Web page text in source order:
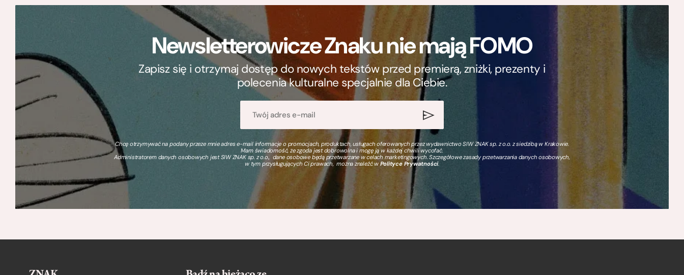
Newsletterowicze Znaku nie mają FOMO
Zapisz się i otrzymaj dostęp do nowych tekstów przed premierą, zniżki, prezenty i
polecenia kulturalne specjalnie dla Ciebie.
Chcę otrzymywać na podany przeze mnie adres e-mail informacje o promocjach, produktach, usługach oferowanych przez wydawnictwo SIW ZNAK sp. z o.o. z siedzibą w Krakowie.
Mam świadomość, że zgoda jest dobrowolna i mogę ją w każdej chwili wycofać.
Administratorem danych osobowych jest SIW ZNAK sp. z o.o., dane osobowe będą przetwarzane w celach marketingowych. Szczegółowe zasady przetwarzania danych osobowych,
w tym przysługujących Ci prawach, można znaleźć wPolityce Prywatności.